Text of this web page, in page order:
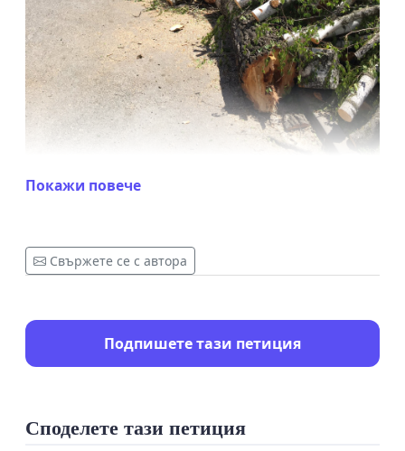
До:
ПЕТИЦИЯ
Да спасим дърветата на Габрово!
Покажи повече
Свържете се с автора
Подпишете тази петиция
Споделете тази петиция